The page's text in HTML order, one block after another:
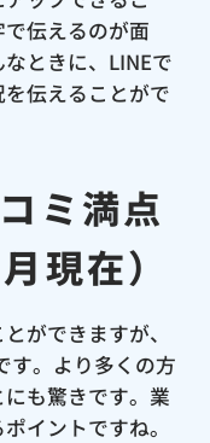
伝えるのが面
ときに、LINEで
伝えることがで
ミ満点
現在）
ができますが、
す。より多くの方
も驚きです。業
イントですね。